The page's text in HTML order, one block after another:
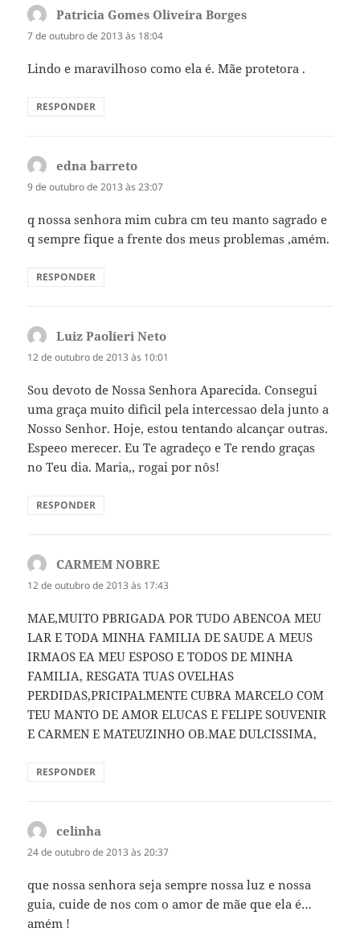
Patricia Gomes Oliveira Borges
7 de outubro de 2013 às 18:04
Lindo e maravilhoso como ela é. Mãe protetora .
RESPONDER
edna barreto
9 de outubro de 2013 às 23:07
q nossa senhora mim cubra cm teu manto sagrado e
q sempre fique a frente dos meus problemas ,amém.
RESPONDER
Luiz Paolieri Neto
12 de outubro de 2013 às 10:01
Sou devoto de Nossa Senhora Aparecida. Consegui
uma graça muito difìcil pela intercessao dela junto a
Nosso Senhor. Hoje, estou tentando alcançar outras.
Espeeo merecer. Eu Te agradeço e Te rendo graças
no Teu dia. Maria,, rogai por nôs!
RESPONDER
CARMEM NOBRE
12 de outubro de 2013 às 17:43
MAE,MUITO PBRIGADA POR TUDO ABENCOA MEU
LAR E TODA MINHA FAMILIA DE SAUDE A MEUS
IRMAOS EA MEU ESPOSO E TODOS DE MINHA
FAMILIA, RESGATA TUAS OVELHAS
PERDIDAS,PRICIPALMENTE CUBRA MARCELO COM
TEU MANTO DE AMOR ELUCAS E FELIPE SOUVENIR
E CARMEN E MATEUZINHO OB.MAE DULCISSIMA,
RESPONDER
celinha
24 de outubro de 2013 às 20:37
que nossa senhora seja sempre nossa luz e nossa
guia, cuide de nos com o amor de mãe que ela é…
amém !